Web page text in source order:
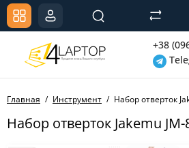
+38
Главная Инструмент Набор отверток
Набор отверток Jakemu JM-